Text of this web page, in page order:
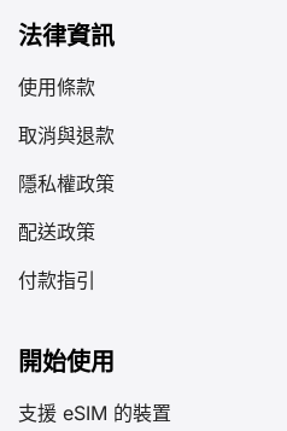
法律資訊
使用條款
取消與退款
隱私權政策
配送政策
付款指引
開始使用
支援 eSIM 的裝置